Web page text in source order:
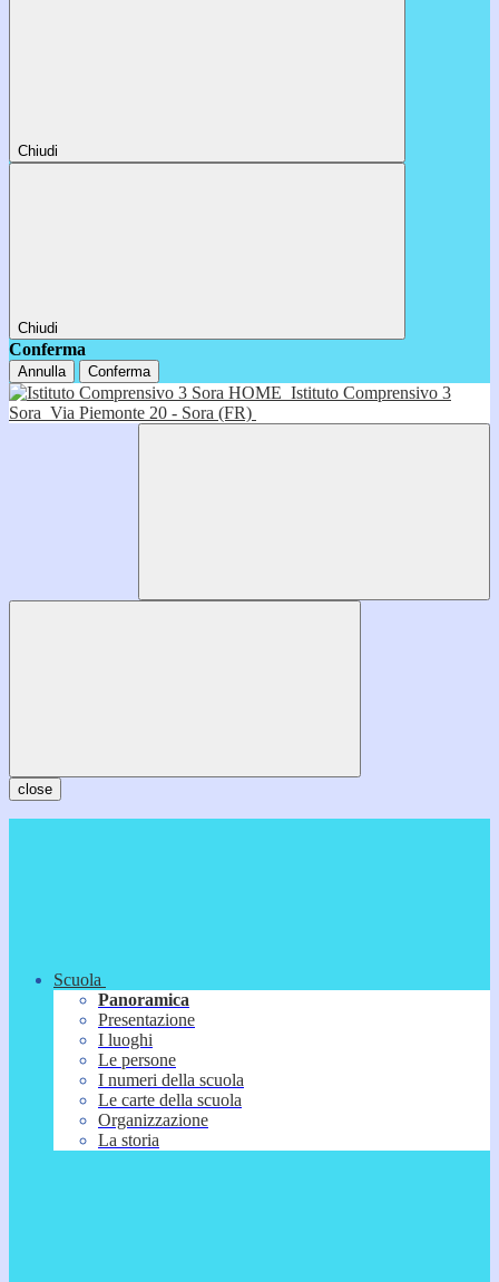
Chiudi
Chiudi
Conferma
Annulla Conferma
HOME Istituto Comprensivo 3
Sora Via Piemonte 20 - Sora (FR)
close
Scuola
Panoramica
Presentazione
I luoghi
Le persone
I numeri della scuola
Le carte della scuola
Organizzazione
La storia